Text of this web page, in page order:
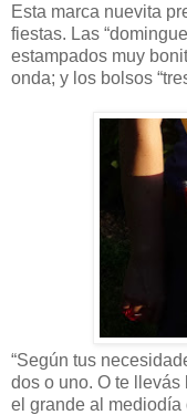
Esta marca nuevita
fiestas. Las
estampados muy
onda; y los bolsos
“Según tus
dos o uno. O te
el grande al mediodía